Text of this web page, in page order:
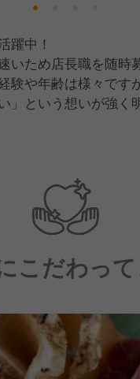
躍中！
いため店長職を随時
験や年齢は様々です
」という想いが強く
良い店舗づくりに取
こだわっ